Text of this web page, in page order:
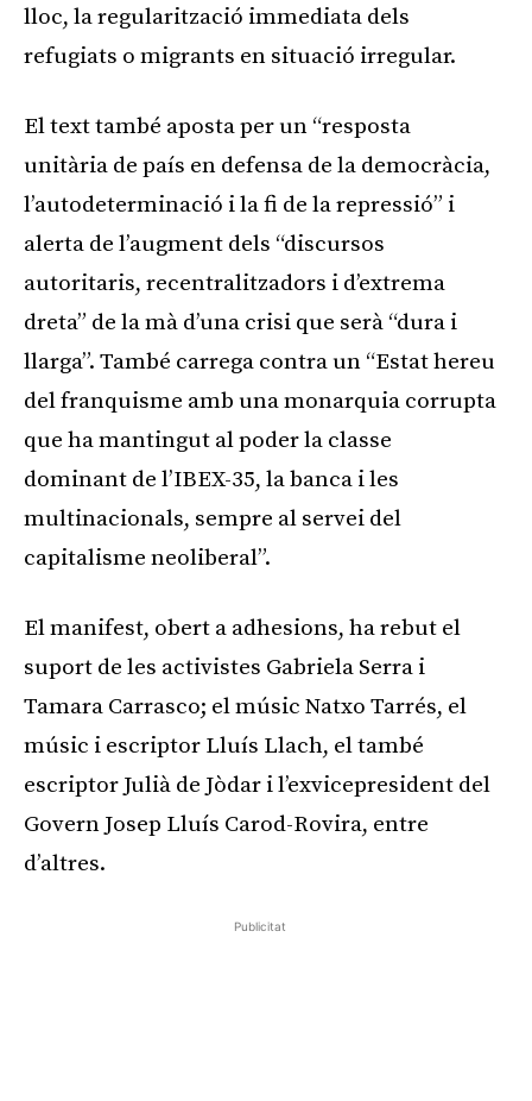
lloc, la regularització immediata dels
refugiats o migrants en situació irregular.
El text també aposta per un “resposta
unitària de país en defensa de la democràcia,
l’autodeterminació i la fi de la repressió” i
alerta de l’augment dels “discursos
autoritaris, recentralitzadors i d’extrema
dreta” de la mà d’una crisi que serà “dura i
llarga”. També carrega contra un “Estat hereu
del franquisme amb una monarquia corrupta
que ha mantingut al poder la classe
dominant de l’IBEX-35, la banca i les
multinacionals, sempre al servei del
capitalisme neoliberal”.
El manifest, obert a adhesions, ha rebut el
suport de les activistes Gabriela Serra i
Tamara Carrasco; el músic Natxo Tarrés, el
músic i escriptor Lluís Llach, el també
escriptor Julià de Jòdar i l’exvicepresident del
Govern Josep Lluís Carod-Rovira, entre
d’altres.
Publicitat